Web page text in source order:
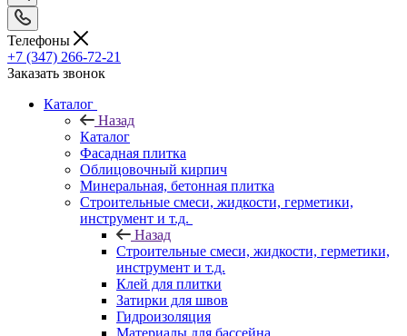
Телефоны
+7 (347) 266-72-21
Заказать звонок
Каталог
Назад
Каталог
Фасадная плитка
Облицовочный кирпич
Минеральная, бетонная плитка
Строительные смеси, жидкости, герметики,
инструмент и т.д.
Назад
Строительные смеси, жидкости, герметики,
инструмент и т.д.
Клей для плитки
Затирки для швов
Гидроизоляция
Материалы для бассейна